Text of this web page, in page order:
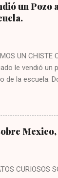
un Pozo
UN CHISTE
le vendió un
de la escuela.
que está
un extra. El
—Sí, justo iba
debe sacar
desde
abogado se
Mexico,
CURIOSOS